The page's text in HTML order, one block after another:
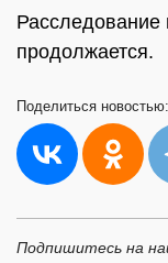
Расследование
продолжается.
Поделиться новостью:
Подпишитесь на